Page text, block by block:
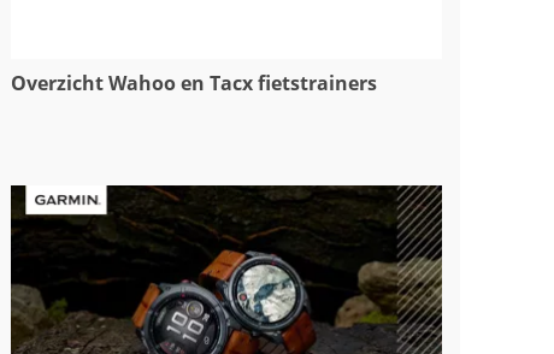
Overzicht Wahoo en Tacx fietstrainers